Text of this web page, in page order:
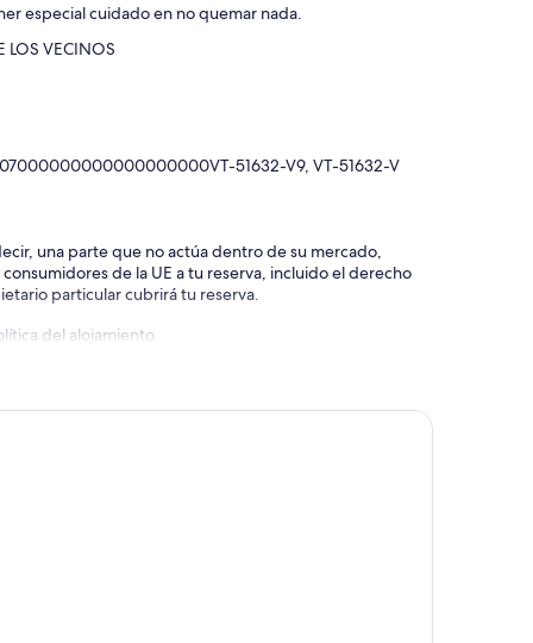
especial cuidado en no quemar nada.
LOS VECINOS
51632-V9, VT-51632-V
una parte que no actúa dentro de su mercado,
de la UE a tu reserva, incluido el derecho
particular cubrirá tu reserva.
del alojamiento.